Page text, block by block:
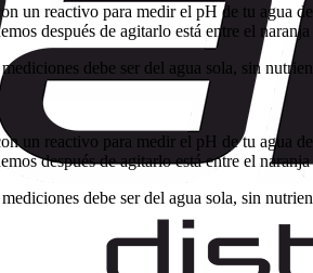
un reactivo para medir el pH de tu agua
después de agitarlo está entre el
debe ser del agua sola, sin
un reactivo para medir el pH de tu agua
después de agitarlo está entre el
debe ser del agua sola, sin